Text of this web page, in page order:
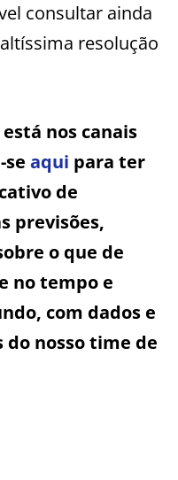
consultar ainda
resolução
nos canais
se aqui para ter
de
previsões,
o que de
no tempo e
com dados e
do nosso time de